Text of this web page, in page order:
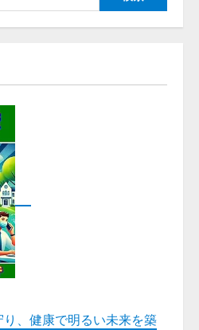
、健康で明るい未来を築